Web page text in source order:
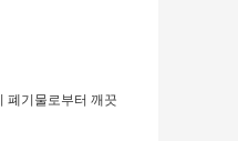
폐기물로부터 깨끗